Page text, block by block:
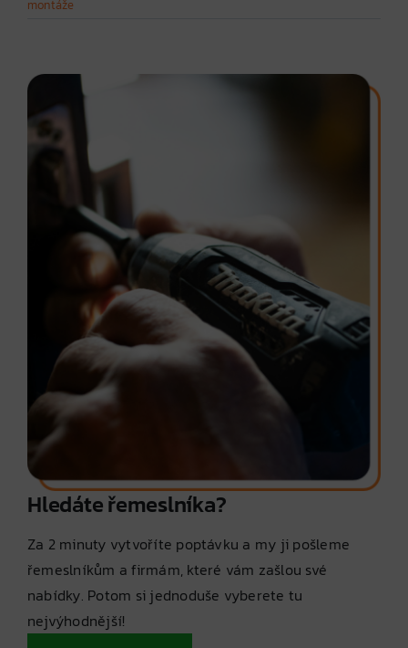
montáže
Hledáte řemeslníka?
Za 2 minuty vytvoříte poptávku a my ji pošleme
řemeslníkům a firmám, které vám zašlou své
nabídky. Potom si jednoduše vyberete tu
nejvýhodnější!